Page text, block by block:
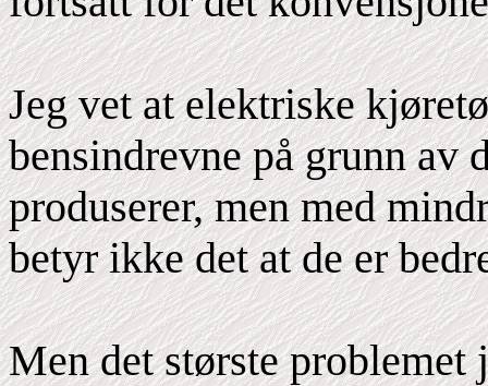
Jeg vet at elektriske
bensindrevne på grunn av
produserer, men med
betyr ikke det at de er
Men det største